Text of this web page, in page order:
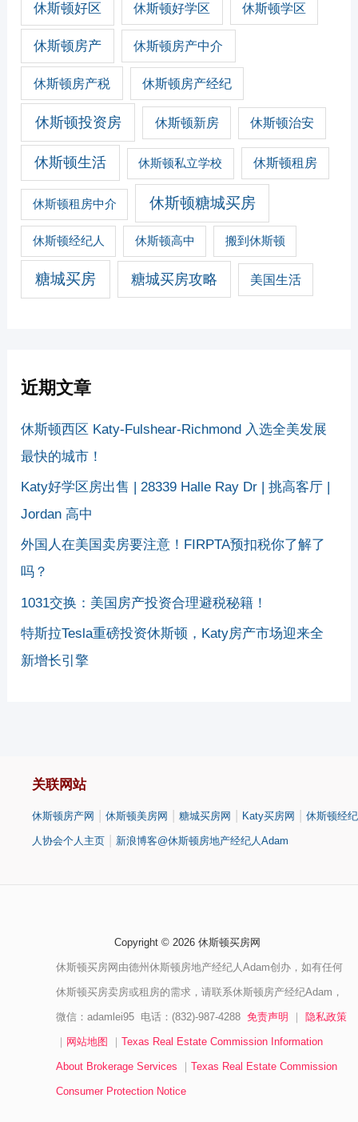
休斯顿好区 休斯顿好学区 休斯顿学区
休斯顿房产 休斯顿房产中介
休斯顿房产税 休斯顿房产经纪
休斯顿投资房 休斯顿新房 休斯顿治安
休斯顿生活 休斯顿私立学校 休斯顿租房
休斯顿租房中介 休斯顿糖城买房
休斯顿经纪人 休斯顿高中 搬到休斯顿
糖城买房 糖城买房攻略 美国生活
近期文章
休斯顿西区 Katy-Fulshear-Richmond 入选全美发展
最快的城市！
Katy好学区房出售 | 28339 Halle Ray Dr | 挑高客厅 |
Jordan 高中
外国人在美国卖房要注意！FIRPTA预扣税你了解了
吗？
1031交换：美国房产投资合理避税秘籍！
特斯拉Tesla重磅投资休斯顿，Katy房产市场迎来全
新增长引擎
关联网站
休斯顿房产网 休斯顿美房网 糖城买房网 Katy买房网 休斯顿经纪
人协会个人主页 新浪博客@休斯顿房地产经纪人Adam
Copyright © 2026 休斯顿买房网
休斯顿买房网由德州休斯顿房地产经纪人Adam创办，如有任何
休斯顿买房卖房或租房的需求，请联系休斯顿房产经纪Adam，
微信：adamlei95 电话：(832)-987-4288 免责声明 隐私政策
网站地图 Texas Real Estate Commission Information
About Brokerage Services Texas Real Estate Commission
Consumer Protection Notice